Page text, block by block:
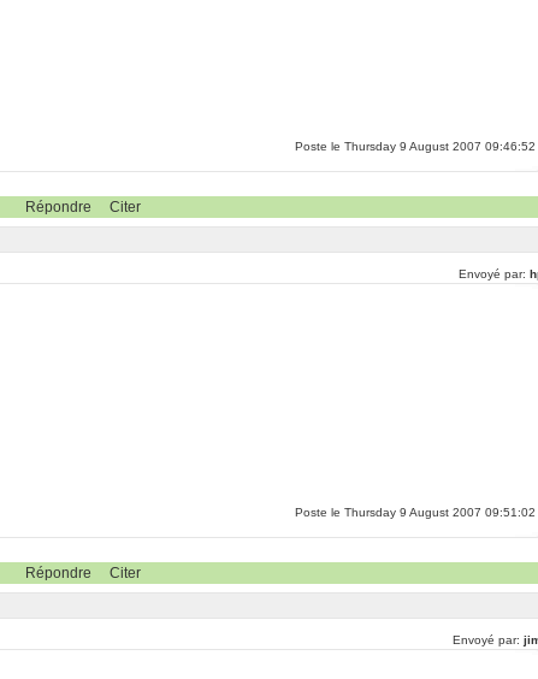
Poste le Thursday 9 August 2007 09:46:52
Répondre Citer
Envoyé par:
Poste le Thursday 9 August 2007 09:51:02
Répondre Citer
Envoyé par: